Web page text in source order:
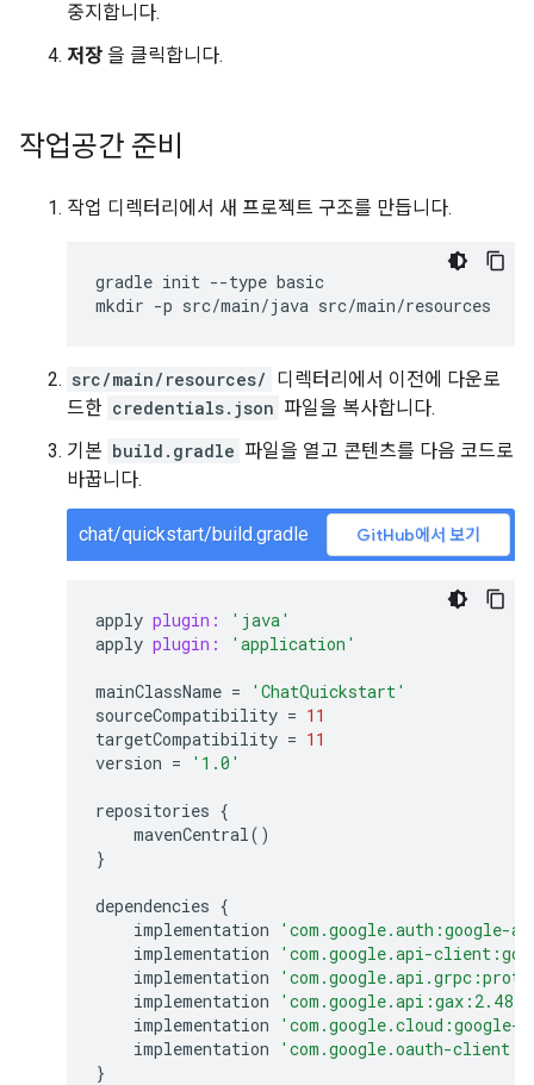
중지합니다.
저장 을 클릭합니다.
작업공간 준비
작업 디렉터리에서 새 프로젝트 구조를 만듭니다.
gradle init --type basic
src/main/resources/ 디렉터리에서 이전에 다운로
드한 credentials.json 파일을 복사합니다.
기본 build.gradle 파일을 열고 콘텐츠를 다음 코드로
바꿉니다.
chat/quickstart/build.gradle GitHub에서 보기
apply plugin:
'java'
apply plugin: 'application'
mainClassName =
'ChatQuickstart'
sourceCompatibility = 11
targetCompatibility = 11
version = '1.0'
repositories {
mavenCentral()
}
dependencies {
implementation
'com.google.auth:google-
implementation
'com.google.api-
implementation
implementation
implementation
implementation
'com.google.oauth-
}